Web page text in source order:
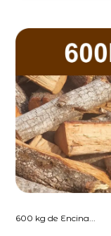
600 kg de Encina...